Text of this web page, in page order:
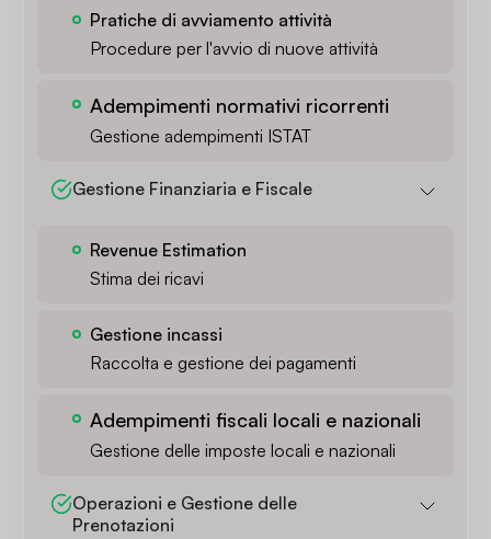
Pratiche di avviamento attività
Procedure per l'avvio di nuove attività
Adempimenti normativi ricorrenti
Gestione adempimenti ISTAT
Gestione Finanziaria e Fiscale
Revenue Estimation
Stima dei ricavi
Gestione incassi
Raccolta e gestione dei pagamenti
Adempimenti fiscali locali e nazionali
Gestione delle imposte locali e nazionali
Operazioni e Gestione delle
Prenotazioni